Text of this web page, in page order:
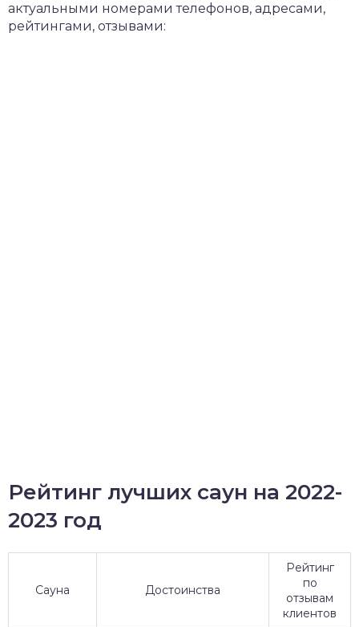
актуальными номерами телефонов, адресами,
рейтингами, отзывами:
Рейтинг лучших саун на 2022-
2023 год
Сауна Достоинства
Рейтинг
по
отзывам
клиентов